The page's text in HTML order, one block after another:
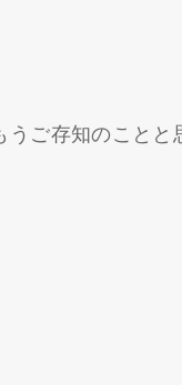
ご存知のこと